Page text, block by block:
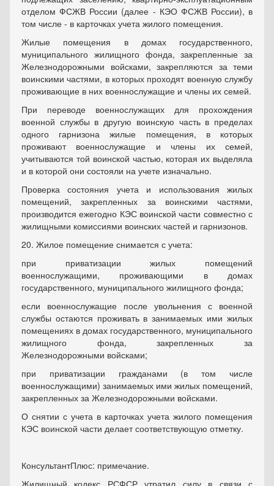
отделом ФСЖВ России (далее - КЭО ФСЖВ России), в
том числе - в карточках учета жилого помещения.
Жилые помещения в домах государственного,
муниципального жилищного фонда, закрепленные за
Железнодорожными войсками, закрепляются за теми
воинскими частями, в которых проходят военную службу
проживающие в них военнослужащие и члены их семей.
При переводе военнослужащих для прохождения
военной службы в другую воинскую часть в пределах
одного гарнизона жилые помещения, в которых
проживают военнослужащие и члены их семей,
учитываются той воинской частью, которая их выделяла
и в которой они состояли на учете изначально.
Проверка состояния учета и использования жилых
помещений, закрепленных за воинскими частями,
производится ежегодно КЭС воинской части совместно с
жилищными комиссиями воинских частей и гарнизонов.
20. Жилое помещение снимается с учета:
при приватизации жилых помещений
военнослужащими, проживающими в домах
государственного, муниципального жилищного фонда;
если военнослужащие после увольнения с военной
службы остаются проживать в занимаемых ими жилых
помещениях в домах государственного, муниципального
жилищного фонда, закрепленных за
Железнодорожными войсками;
при приватизации гражданами (в том числе
военнослужащими) занимаемых ими жилых помещений,
закрепленных за Железнодорожными войсками.
О снятии с учета в карточках учета жилого помещения
КЭС воинской части делает соответствующую отметку.
КонсультантПлюс: примечание.